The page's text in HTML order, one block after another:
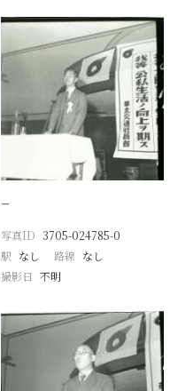
−
写真ID 3705-024785-0
駅 なし 路線 なし
撮影日 不明